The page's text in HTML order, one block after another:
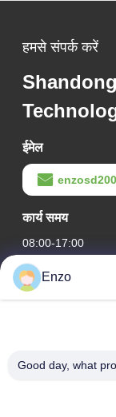
हमसे संपर्क करें
ईमेल
कार्य समय
08:00-17:00
हमारा पता
नंबर 599, झांगबेई
कारखाने का पता
Enzo
Good day, what